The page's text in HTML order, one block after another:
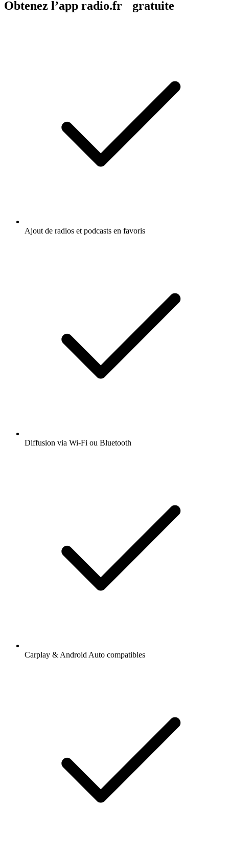
Obtenez l’app radio.fr gratuite
Ajout de radios et podcasts en favoris
Diffusion via Wi-Fi ou Bluetooth
Carplay & Android Auto compatibles